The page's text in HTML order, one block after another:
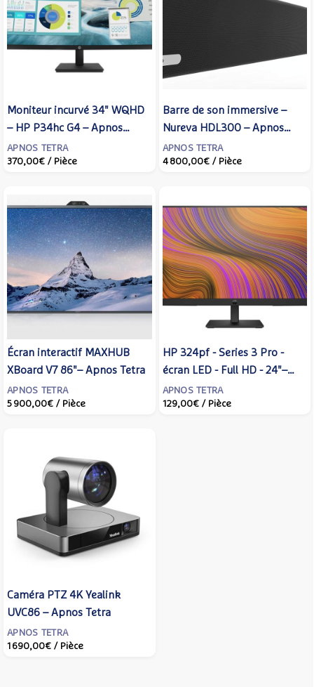
Moniteur incurvé 34" WQHD
– HP P34hc G4 – Apnos
Tetra
APNOS TETRA
370,00€ / Pièce
Barre de son immersive –
Nureva HDL300 – Apnos
Tetra
APNOS TETRA
4 800,00€ / Pièce
Écran interactif MAXHUB
XBoard V7 86"– Apnos Tetra
APNOS TETRA
5 900,00€ / Pièce
HP 324pf - Series 3 Pro -
écran LED - Full HD - 24"–
Apnos Tetra
APNOS TETRA
129,00€ / Pièce
Caméra PTZ 4K Yealink
UVC86 – Apnos Tetra
APNOS TETRA
1 690,00€ / Pièce